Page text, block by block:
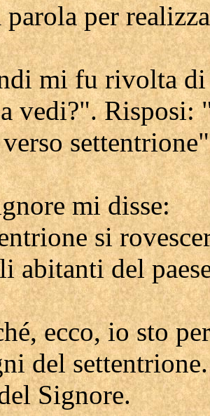
per
mi fu rivolta di
vedi?". Risposi:
mi disse:
si
abitanti del
ecco, io sto
del settentrione.
Signore.